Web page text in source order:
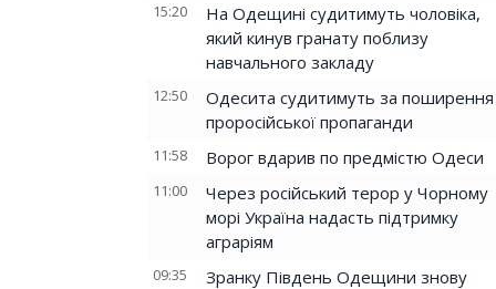
15:20
На Одещині судитимуть чоловіка,
який кинув гранату поблизу
навчального закладу
12:50
Одесита судитимуть за поширення
проросійської пропаганди
11:58 Ворог вдарив по предмістю Одеси
11:00
Через російський терор у Чорному
морі Україна надасть підтримку
аграріям
09:35
Зранку Південь Одещини знову